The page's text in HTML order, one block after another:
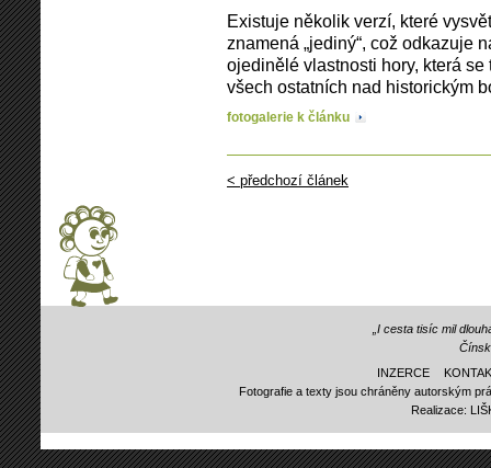
Existuje několik verzí, které
znamená „jediný“, což odkazuje
ojedinělé vlastnosti hory, která
všech ostatních nad historickým
fotogalerie k článku
< předchozí článek
„I cesta tisíc mil
INZERCE
Fotografie a texty jsou chráněny autorským
Realizace: